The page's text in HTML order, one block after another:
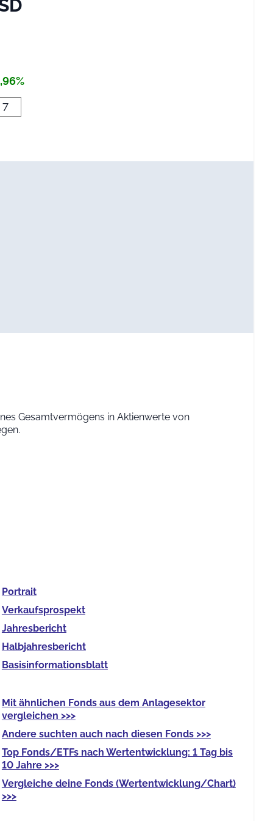
7
Gesamtvermögens in Aktienwerte von
Portrait
Verkaufs­prospekt
Jahres­bericht
Halb­jahres­bericht
Basis­informationsblatt
Mit ähnlichen Fondsaus dem Anlagesektor
vergleichen >>>
Anderesuchten auch nach diesen Fonds >>>
Top Fonds/ETFsnach Wertentwicklung: 1 Tag bis
10 Jahre >>>
Vergleiche deine Fonds(Wertentwicklung/Chart)
>>>